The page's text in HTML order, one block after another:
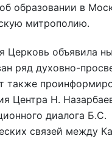
образовании в
митрополию.
Церковь объявила
ряд духовно-
также
Центра Н.
диалога Б.С.
связей между